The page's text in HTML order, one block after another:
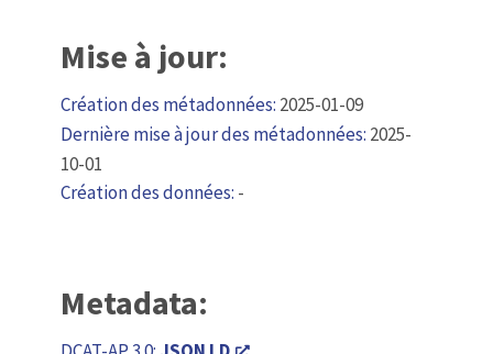
Mise à jour:
Création des métadonnées: 2025-01-09
Dernière mise à jour des métadonnées: 2025-
10-01
Création des données: -
Metadata: